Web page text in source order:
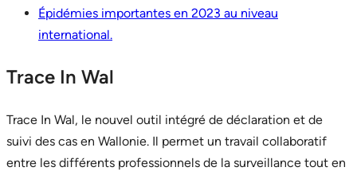
Épidémies importantes en 2023 au niveau
international.
Trace In Wal
Trace In Wal, le nouvel outil intégré de déclaration et de
suivi des cas en Wallonie. Il permet un travail collaboratif
entre les différents professionnels de la surveillance tout en